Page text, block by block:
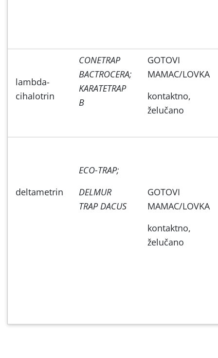
lambda-
cihalotrin
CONETRAP
BACTROCERA;
KARATETRAP
B
GOTOVI
MAMAC/LOVKA
kontaktno,
želučano
deltametrin
ECO-TRAP;
DELMUR
TRAP DACUS
GOTOVI
MAMAC/LOVKA
kontaktno,
želučano